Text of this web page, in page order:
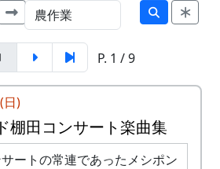
P. 1 / 9
(日)
棚田コンサート楽曲集
ートの常連であったメシポン